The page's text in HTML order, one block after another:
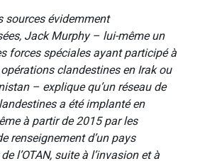
sources évidemment
Jack Murphy – lui-même un
forces spéciales ayant participé à
clandestines en Irak ou
– explique qu’un réseau de
a été implanté en
à partir de 2015 par les
renseignement d’un pays
l’OTAN, suite à l’invasion et à